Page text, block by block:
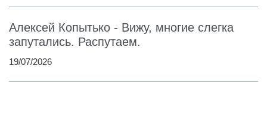
Алексей Копытько - Вижу, многие слегка
запутались. Распутаем.
19/07/2026